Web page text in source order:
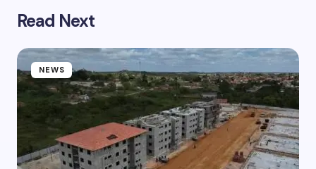
Read Next
NEWS